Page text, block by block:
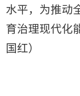
水平，为推动
育治理现代化
国红）